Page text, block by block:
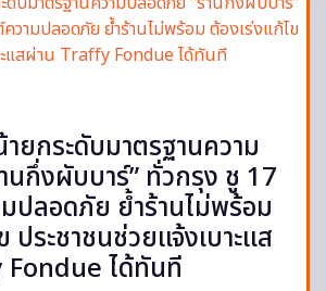
ยกระดับมาตรฐานความ
นกึ่งผับบาร์” ทั่วกรุง ชู 17
ปลอดภัย ย้ำร้านไม่พร้อม
ประชาชนช่วยแจ้งเบาะแส
ได้ทันที